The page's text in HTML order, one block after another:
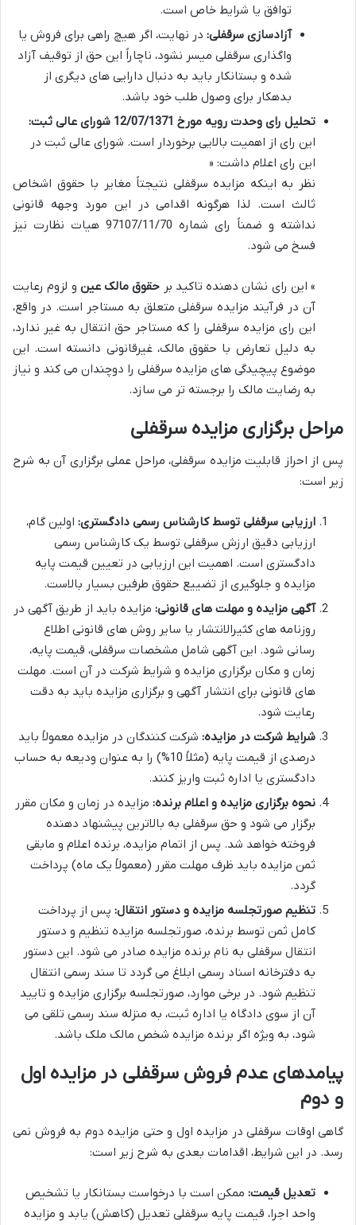
توافق یا شرایط خاص است.
آزادسازی سرقفلی: در نهایت، اگر هیچ راهی برای فروش یا
واگذاری سرقفلی میسر نشود، ناچاراً این حق از توقیف آزاد
شده و بستانکار باید به دنبال دارایی های دیگری از
بدهکار برای وصول طلب خود باشد.
تحلیل رای وحدت رویه مورخ 12/07/1371 شورای عالی ثبت:
این رای از اهمیت بالایی برخوردار است. شورای عالی ثبت در
این رای اعلام داشت: «
نظر به اینکه مزایده سرقفلی نتیجتاً مغایر با حقوق اشخاص
ثالث است. لذا هرگونه اقدامی در این مورد وجهه قانونی
نداشته و ضمناً رای شماره 97107/11/70 هیات نظارت نیز
فسخ می شود.
» این رای نشان دهنده تاکید بر حقوق مالک عین و لزوم رعایت
آن در فرآیند مزایده سرقفلی متعلق به مستاجر است. در واقع،
این رای مزایده سرقفلی را که مستاجر حق انتقال به غیر ندارد،
به دلیل تعارض با حقوق مالک، غیرقانونی دانسته است. این
موضوع پیچیدگی های مزایده سرقفلی را دوچندان می کند و نیاز
به رضایت مالک را برجسته تر می سازد.
مراحل برگزاری مزایده سرقفلی
پس از احراز قابلیت مزایده سرقفلی، مراحل عملی برگزاری آن به شرح
زیر است:
ارزیابی سرقفلی توسط کارشناس رسمی دادگستری: اولین گام،
ارزیابی دقیق ارزش سرقفلی توسط یک کارشناس رسمی
دادگستری است. اهمیت این ارزیابی در تعیین قیمت پایه
مزایده و جلوگیری از تضییع حقوق طرفین بسیار بالاست.
آگهی مزایده و مهلت های قانونی: مزایده باید از طریق آگهی در
روزنامه های کثیرالانتشار یا سایر روش های قانونی اطلاع
رسانی شود. این آگهی شامل مشخصات سرقفلی، قیمت پایه،
زمان و مکان برگزاری مزایده و شرایط شرکت در آن است. مهلت
های قانونی برای انتشار آگهی و برگزاری مزایده باید به دقت
رعایت شود.
شرایط شرکت در مزایده: شرکت کنندگان در مزایده معمولاً باید
درصدی از قیمت پایه (مثلاً 10%) را به عنوان ودیعه به حساب
دادگستری یا اداره ثبت واریز کنند.
نحوه برگزاری مزایده و اعلام برنده: مزایده در زمان و مکان مقرر
برگزار می شود و حق سرقفلی به بالاترین پیشنهاد دهنده
فروخته خواهد شد. پس از اتمام مزایده، برنده اعلام و مابقی
ثمن مزایده باید ظرف مهلت مقرر (معمولاً یک ماه) پرداخت
گردد.
تنظیم صورتجلسه مزایده و دستور انتقال: پس از پرداخت
کامل ثمن توسط برنده، صورتجلسه مزایده تنظیم و دستور
انتقال سرقفلی به نام برنده مزایده صادر می شود. این دستور
به دفترخانه اسناد رسمی ابلاغ می گردد تا سند رسمی انتقال
تنظیم شود. در برخی موارد، صورتجلسه برگزاری مزایده و تایید
آن از سوی دادگاه یا اداره ثبت، به منزله سند رسمی تلقی می
شود، به ویژه اگر برنده مزایده شخص مالک ملک باشد.
پیامدهای عدم فروش سرقفلی در مزایده اول
و دوم
گاهی اوقات سرقفلی در مزایده اول و حتی مزایده دوم به فروش نمی
رسد. در این شرایط، اقدامات بعدی به شرح زیر است:
تعدیل قیمت: ممکن است با درخواست بستانکار یا تشخیص
واحد اجرا، قیمت پایه سرقفلی تعدیل (کاهش) یابد و مزایده